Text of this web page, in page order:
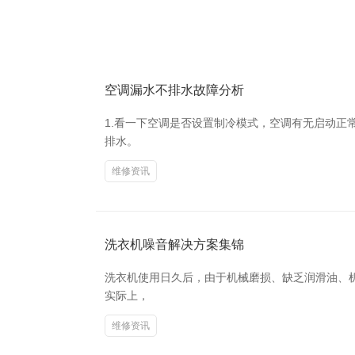
空调漏水不排水故障分析
1.看一下空调是否设置制冷模式，空调有无启动
排水。
维修资讯
洗衣机噪音解决方案集锦
洗衣机使用日久后，由于机械磨损、缺乏润滑油
实际上，
维修资讯